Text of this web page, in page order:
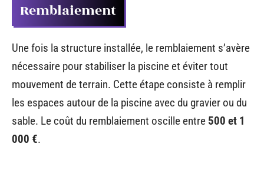
Remblaiement
Une fois la structure installée, le remblaiement s’avère
nécessaire pour stabiliser la piscine et éviter tout
mouvement de terrain. Cette étape consiste à remplir
les espaces autour de la piscine avec du gravier ou du
sable. Le coût du remblaiement oscille entre 500 et 1
000 €.